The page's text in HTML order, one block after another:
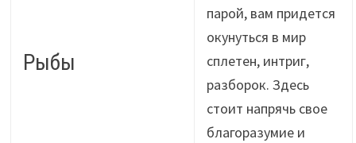
Рыбы
парой, вам придется
окунуться в мир
сплетен, интриг,
разборок. Здесь
стоит напрячь свое
благоразумие и